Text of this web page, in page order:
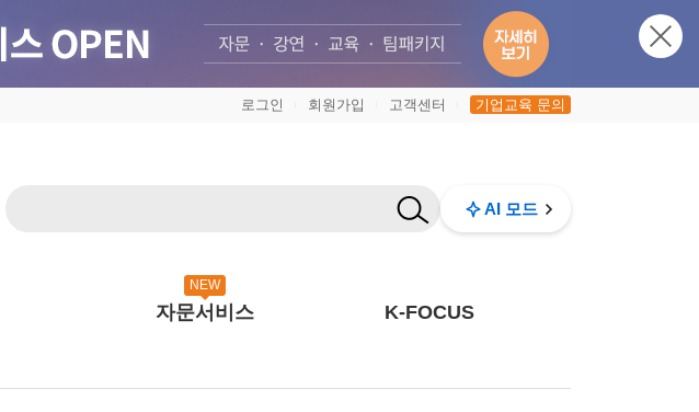
로그인 회원가입 고객센터 기업교육 문의
AI 모드
NEW
자문서비스 K-FOCUS